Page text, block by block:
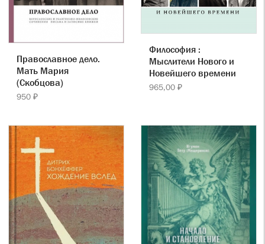
Православное дело.
Мать Мария
(Скобцова)
950 ₽
Философия :
Мыслители Нового и
Новейшего времени
965,00 ₽